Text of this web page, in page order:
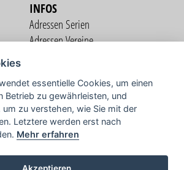
INFOS
Adressen Serien
Adressen Vereine
COMMUNITY
TV
essentielle Cookies, um einen
Betrieb zu gewährleisten, und
zu verstehen, wie Sie mit der
Letztere werden erst nach
Mehr erfahren